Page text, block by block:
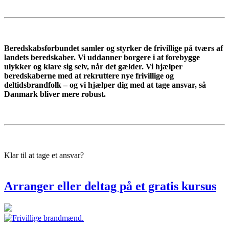
Beredskabsforbundet samler og styrker de frivillige på tværs af
landets beredskaber. Vi uddanner borgere i at forebygge
ulykker og klare sig selv, når det gælder. Vi hjælper
beredskaberne med at rekruttere nye frivillige og
deltidsbrandfolk – og vi hjælper dig med at tage ansvar, så
Danmark bliver mere robust.
Klar til at tage et ansvar?
Arranger eller deltag på et gratis kursus